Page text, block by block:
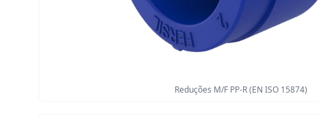
Reduções M/F PP-R (EN ISO 15874)